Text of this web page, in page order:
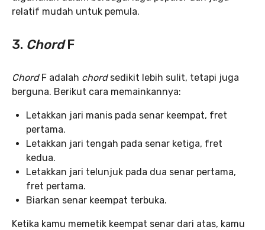
relatif mudah untuk pemula.
3. ChordF
ChordF adalah chordsedikit lebih sulit, tetapi juga
berguna. Berikut cara memainkannya:
Letakkan jari manis pada senar keempat, fret
pertama.
Letakkan jari tengah pada senar ketiga, fret
kedua.
Letakkan jari telunjuk pada dua senar pertama,
fret pertama.
Biarkan senar keempat terbuka.
Ketika kamu memetik keempat senar dari atas, kamu